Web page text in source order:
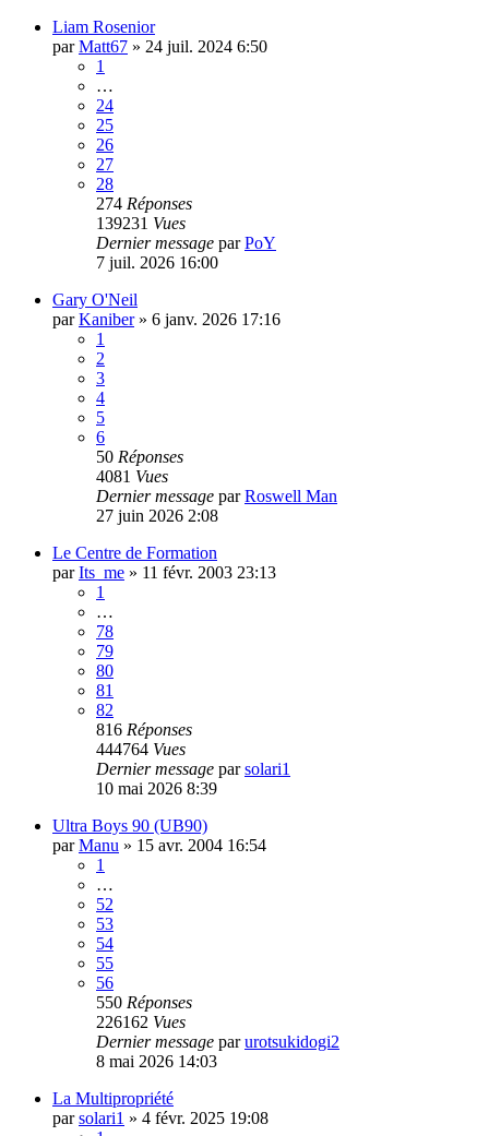
Liam Rosenior
parMatt67 » 24 juil. 2024 6:50
1
…
24
25
26
27
28
274 Réponses
139231 Vues
Dernier message parPoY
7 juil. 2026 16:00
Gary O'Neil
parKaniber» 6 janv. 2026 17:16
1
2
3
4
5
6
50 Réponses
4081 Vues
Dernier message parRoswell Man
27 juin 2026 2:08
Le Centre de Formation
parIts_me » 11 févr. 2003 23:13
1
…
78
79
80
81
82
816 Réponses
444764 Vues
Dernier message parsolari1
10 mai 2026 8:39
Ultra Boys 90 (UB90)
parManu » 15 avr. 2004 16:54
1
…
52
53
54
55
56
550 Réponses
226162 Vues
Dernier message parurotsukidogi2
8 mai 2026 14:03
La Multipropriété
parsolari1 » 4 févr. 2025 19:08